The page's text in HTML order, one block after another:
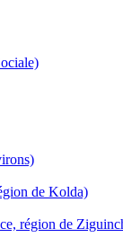
de Kolda)
région de